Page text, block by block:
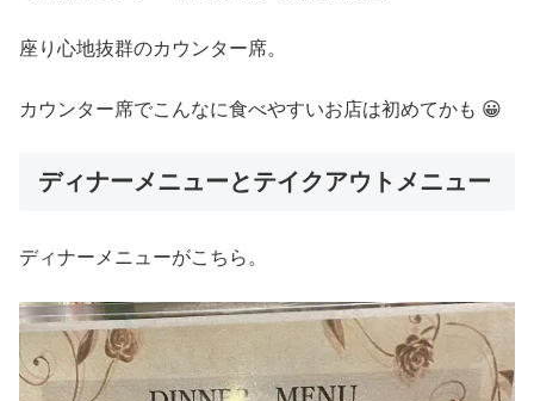
座り心地抜群のカウンター席。
カウンター席でこんなに食べやすいお店は初めてかも 😀
ディナーメニューとテイクアウトメニュー
ディナーメニューがこちら。